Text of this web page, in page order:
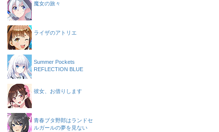
魔女の旅々
ライザのアトリエ
Summer Pockets
REFLECTION BLUE
彼女、お借りします
青春ブタ野郎はランドセ
ルガールの夢を見ない